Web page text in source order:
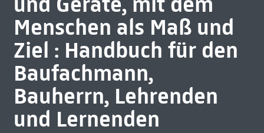
Menschen als Maß und
Ziel : Handbuch für den
Baufachmann,
Bauherrn, Lehrenden
und Lernenden